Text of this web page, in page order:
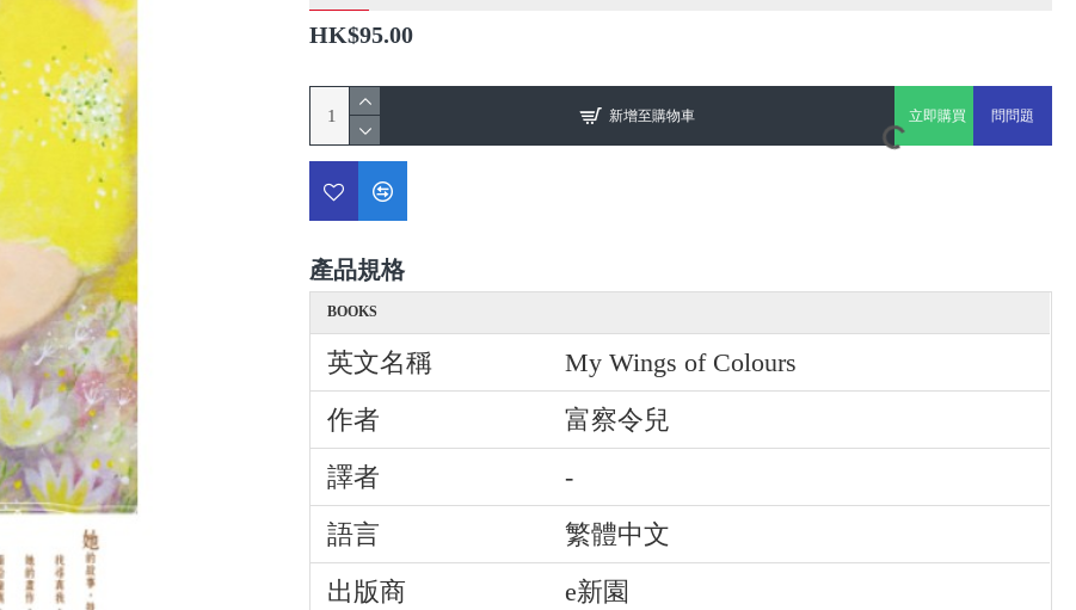
產品規格
BOOKS
英文名稱
My Wings of Colours
作者
富察令兒
譯者
-
語言
繁體中文
出版商
e新園
HK$95.00
新增至購物車 立即購買 問問題